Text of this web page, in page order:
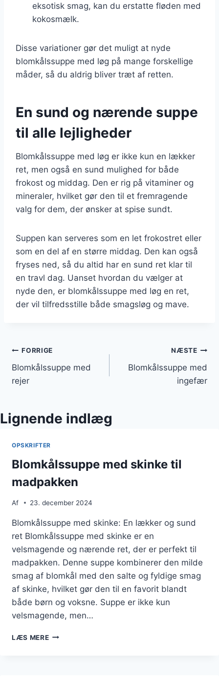
eksotisk smag, kan du erstatte fløden med
kokosmælk.
Disse variationer gør det muligt at nyde
blomkålssuppe med løg på mange forskellige
måder, så du aldrig bliver træt af retten.
En sund og nærende suppe
til alle lejligheder
Blomkålssuppe med løg er ikke kun en lækker
ret, men også en sund mulighed for både
frokost og middag. Den er rig på vitaminer og
mineraler, hvilket gør den til et fremragende
valg for dem, der ønsker at spise sundt.
Suppen kan serveres som en let frokostret eller
som en del af en større middag. Den kan også
fryses ned, så du altid har en sund ret klar til
en travl dag. Uanset hvordan du vælger at
nyde den, er blomkålssuppe med løg en ret,
der vil tilfredsstille både smagsløg og mave.
Indlægsnavigation
FORRIGE
Blomkålssuppe med
rejer
NÆSTE
Blomkålssuppe med
ingefær
Lignende indlæg
OPSKRIFTER
Blomkålssuppe med skinke til
madpakken
Af 23. december 2024
Blomkålssuppe med skinke: En lækker og sund
ret Blomkålssuppe med skinke er en
velsmagende og nærende ret, der er perfekt til
madpakken. Denne suppe kombinerer den milde
smag af blomkål med den salte og fyldige smag
af skinke, hvilket gør den til en favorit blandt
både børn og voksne. Suppe er ikke kun
velsmagende, men…
LÆS MEREBLOMKÅLSSUPPE